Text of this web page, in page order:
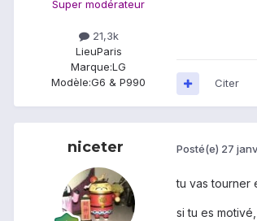
Super modérateur
21,3k
LieuParis
Marque:LG
Modèle:G6 & P990 Citer
niceter Posté(e) 27
tu vas tourner
si tu es